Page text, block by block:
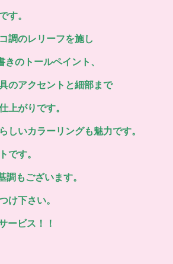
す。
調のレリーフを施し
きのトールペイント、
のアクセントと細部まで
上がりです。
しいカラーリングも魅力です。
です。
もございます。
け下さい。
ービス！！